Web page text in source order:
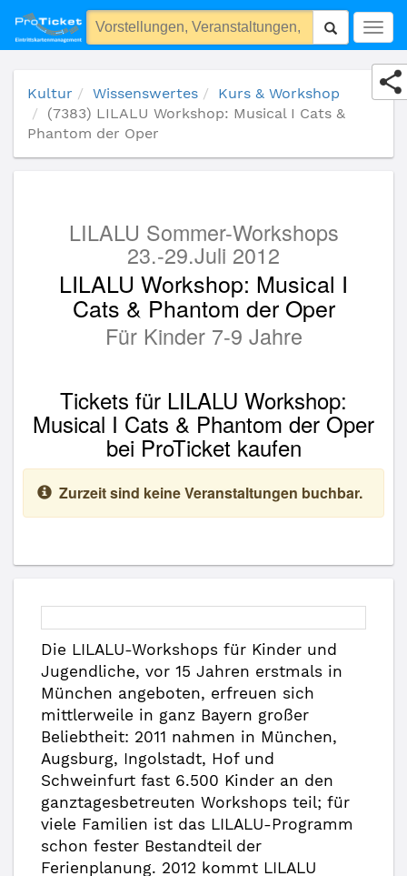
(7383) LILALU Workshop: Musical I Cats & Phantom der Oper
Kultur Wissenswertes
Kurs & Workshop
(7383) LILALU Workshop: Musical I Cats &
Phantom der Oper
LILALU Sommer-Workshops
23.-29.Juli 2012
LILALU Workshop: Musical I
Cats & Phantom der Oper
Für Kinder 7-9 Jahre
Tickets für LILALU Workshop:
Musical I Cats & Phantom der Oper
bei ProTicket kaufen
Zurzeit sind keine Veranstaltungen buchbar.
Die LILALU-Workshops für Kinder und
Jugendliche, vor 15 Jahren erstmals in
München angeboten, erfreuen sich
mittlerweile in ganz Bayern großer
Beliebtheit: 2011 nahmen in München,
Augsburg, Ingolstadt, Hof und
Schweinfurt fast 6.500 Kinder an den
ganztagesbetreuten Workshops teil; für
viele Familien ist das LILALU-Programm
schon fester Bestandteil der
Ferienplanung. 2012 kommt LILALU